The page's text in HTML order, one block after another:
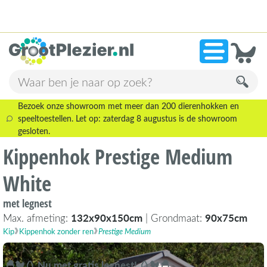
»13.945 beoordelingen!
Bezoek onze showroom met meer dan 200 dierenhokken en
speeltoestellen. Let op: zaterdag 8 augustus is de showroom
gesloten.
Kippenhok Prestige Medium
White
met legnest
Max. afmeting: 132x90x150cm | Grondmaat: 90x75cm
Kip Kippenhok zonder ren Prestige Medium